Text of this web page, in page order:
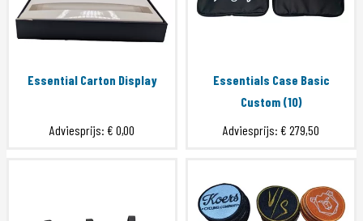
Essential Carton Display
Adviesprijs: € 0,00
Essentials Case Basic
Custom (10)
Adviesprijs: € 279,50